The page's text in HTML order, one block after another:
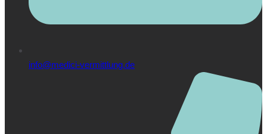
info@medici-vermittlung.de